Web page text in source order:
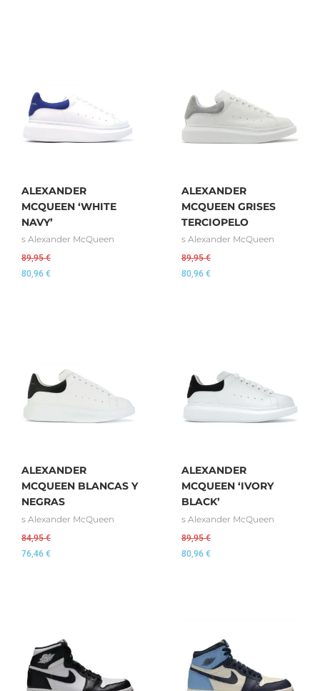
ALEXANDER
MCQUEEN ‘WHITE
NAVY’
s Alexander McQueen
89,95€
80,96 €
ALEXANDER
MCQUEEN GRISES
TERCIOPELO
s Alexander McQueen
89,95€
80,96 €
ALEXANDER
MCQUEEN BLANCAS Y
NEGRAS
s Alexander McQueen
84,95€
76,46 €
ALEXANDER
MCQUEEN ‘IVORY
BLACK’
s Alexander McQueen
89,95€
80,96 €